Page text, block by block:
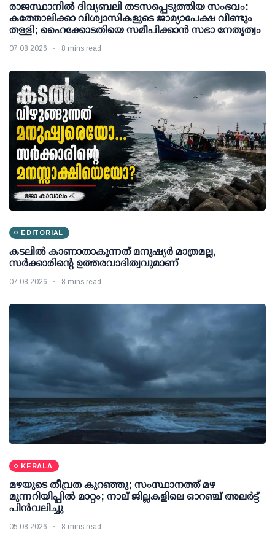
രാജസ്ഥാനിൽ ദിവ്യബലി തടസപ്പെടുത്തിയ സംഭവം:
കത്തോലിക്കാ വിശ്വാസികളുടെ ജാമ്യാപേക്ഷ വീണ്ടും
തള്ളി; ഹൈക്കോടതിയെ സമീപിക്കാൻ സഭാ നേതൃത്വം
07 08 2026 8 mins read
EDITORIAL
കടലിൽ കാണാതാകുന്നത് മനുഷ്യർ മാത്രമല്ല,
സർക്കാരിന്റെ ഉത്തരവാദിത്വവുമാണ്
07 08 2026 8 mins read
KERALA
മഴയുടെ തീവ്രത കുറഞ്ഞു; സംസ്ഥാനത്ത് മഴ
മുന്നറിയിപ്പിൽ മാറ്റം; നാല് ജില്ലകളിലെ ഓറഞ്ച് അലർട്ട്
പിൻവലിച്ചു
05 08 2026 8 mins read